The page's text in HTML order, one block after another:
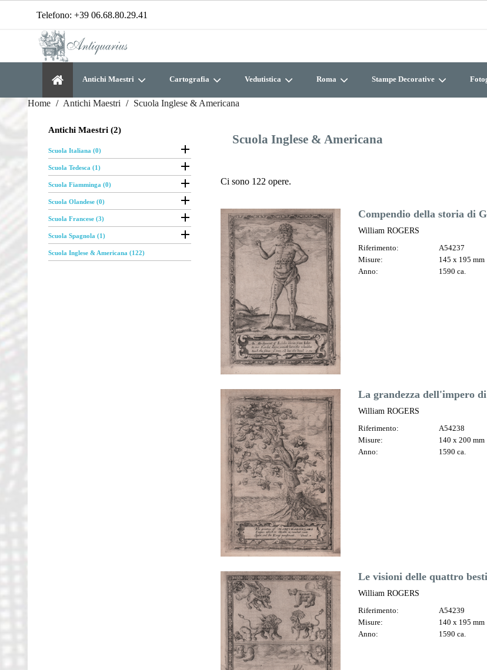
Telefono: +39 06.68.80.29.41
Antichi Maestri Cartografia Vedutistica Roma Stampe Decorative
Home Antichi Maestri Scuola Inglese & Americana
Antichi Maestri (2)
Scuola Italiana (0) 
Scuola Tedesca (1) 
Scuola Fiamminga (0) 
Scuola Olandese (0) 
Scuola Francese (3) 
Scuola Spagnola (1) 
Scuola Inglese & Americana (122)
Scuola Inglese & Americana
Ci sono 122 opere.
Compendio della storia di
William ROGERS
Riferimento:
A54237
Misure:
145 x 195 mm
Anno:
1590 ca.
La grandezza dell'impero
William ROGERS
Riferimento:
A54238
Misure:
140 x 200 mm
Anno:
1590 ca.
Le visioni delle quattro
William ROGERS
Riferimento:
A54239
Misure:
140 x 195 mm
Anno:
1590 ca.